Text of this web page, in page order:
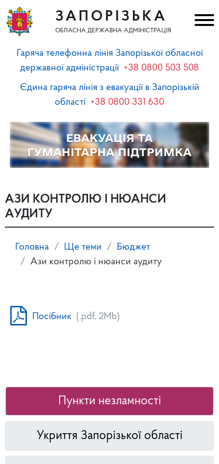
ЗАПОРІЗЬКА
ОБЛАСНА ДЕРЖАВНА АДМІНІСТРАЦІЯ
Гаряча телефонна лінія Запорізької обласної
державної адміністрації +38 0800 503 508
Єдина гаряча лінія з евакуації в Запорізькій
області +38 0800 331 630
АЗИ КОНТРОЛЮ І НЮАНСИ
АУДИТУ
Головна Ще теми
Бюджет
Ази контролю і нюанси аудиту
Посібник (.pdf, 2Mb)
Пункти незламності
Укриття Запорізької області